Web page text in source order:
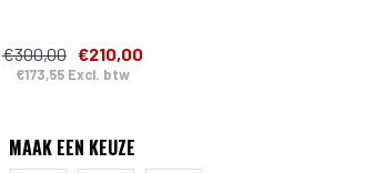
€300,00 €210,00
€173,55 Excl. btw
MAAK EEN KEUZE